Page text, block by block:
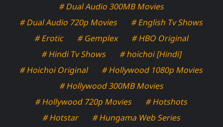
# Dual Audio 300MB Movies
# Dual Audio 720p Movies
# English Tv Shows
# Erotic
# Gemplex
# HBO Original
# Hindi Tv Shows
# hoichoi [Hindi]
# Hoichoi Original
# Hollywood 1080p Movies
# Hollywood 300MB Movies
# Hollywood 720p Movies
# Hotshots
# Hotstar
# Hungama Web Series